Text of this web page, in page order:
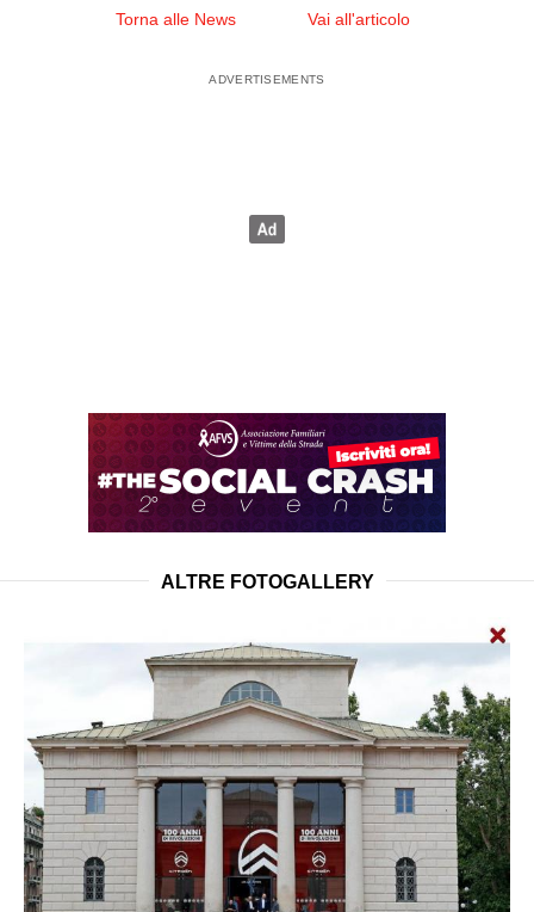
Torna alle News Vai all'articolo
ALTRE FOTOGALLERY